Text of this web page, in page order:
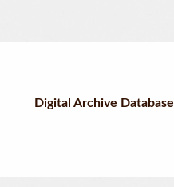
Digital Archive Database